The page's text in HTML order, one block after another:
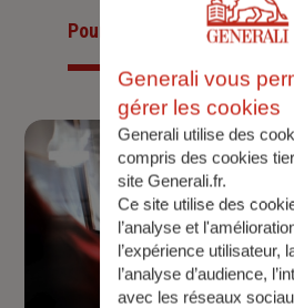
Pour les particuliersPour
Generali vous
gérer les cookies
Generali utilise des
compris des cookies
site Generali.fr.
Ce site utilise des
l’analyse et
l’expérience utilisateur,
l’analyse d’audience,
avec les réseaux